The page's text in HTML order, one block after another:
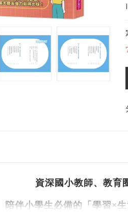
資深國小教師、教育
陪伴小學生必備的「學習×